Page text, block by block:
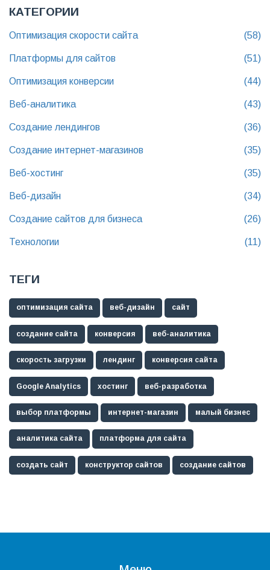
КАТЕГОРИИ
Оптимизация скорости сайта (58)
Платформы для сайтов (51)
Оптимизация конверсии (44)
Веб-аналитика (43)
Создание лендингов (36)
Создание интернет-магазинов (35)
Веб-хостинг (35)
Веб-дизайн (34)
Создание сайтов для бизнеса (26)
Технологии (11)
ТЕГИ
оптимизация сайта веб-дизайн сайт
создание сайта конверсия веб-аналитика
скорость загрузки лендинг конверсия сайта
Google Analytics хостинг веб-разработка
выбор платформы интернет-магазин малый бизнес
аналитика сайта платформа для сайта
создать сайт конструктор сайтов создание сайтов